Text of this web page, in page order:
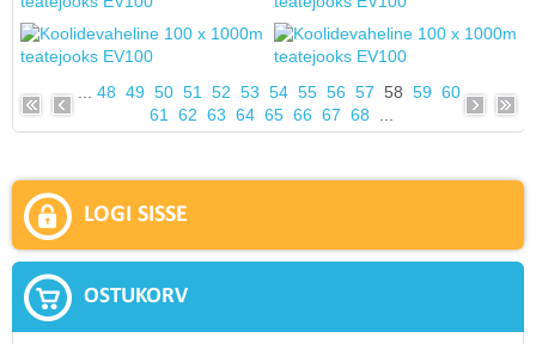
48 49 50 51 52 53 54 55 56 57 58 59 60
61
62 63 64 65 66 67 68
LOGI SISSE
OSTUKORV